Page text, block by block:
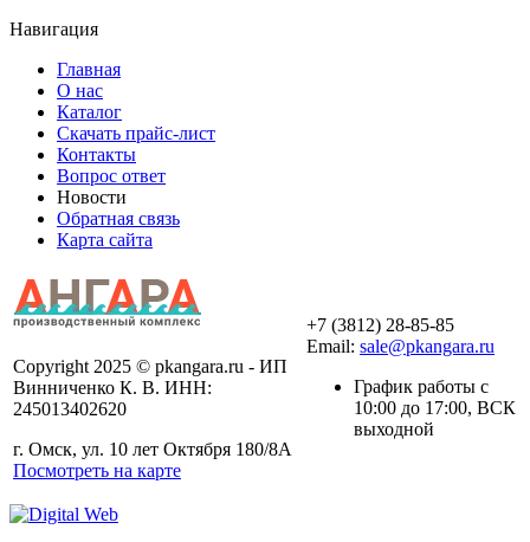
Навигация
Главная
О нас
Каталог
Скачать прайс-лист
Контакты
Вопрос ответ
Новости
Обратная связь
Карта сайта
Copyright 2025 © pkangara.ru - ИП
Винниченко К. В. ИНН:
245013402620
г. Омск, ул. 10 лет Октября 180/8А
Посмотреть на карте
+7 (3812) 28-85-85
Email: sale@pkangara.ru
График работы с
10:00 до 17:00, ВСК
выходной